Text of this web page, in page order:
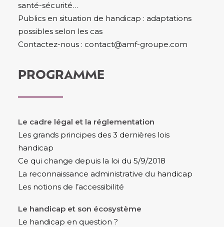
santé-sécurité…
Publics en situation de handicap : adaptations
possibles selon les cas
Contactez-nous : contact@amf-groupe.com
PROGRAMME
Le cadre légal et la réglementation
Les grands principes des 3 dernières lois
handicap
Ce qui change depuis la loi du 5/9/2018
La reconnaissance administrative du handicap
Les notions de l’accessibilité
Le handicap et son écosystème
Le handicap en question ?